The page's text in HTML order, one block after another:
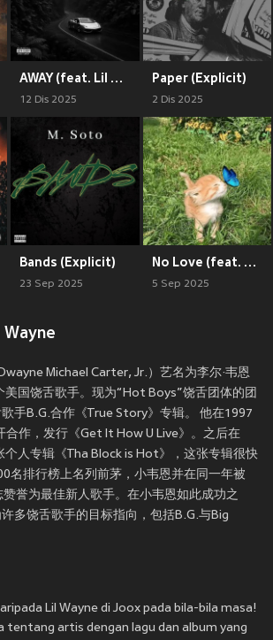
AWAY (feat. Lil Wayne & Juicy J) (Explicit)
12 Dis 2025
Paper (Explicit)
2 Dis 2025
Bands (Explicit)
23 Sep 2025
No Love (feat. Lil Wayne, Big Pun, The Game & Curren$y) (Explicit)
5 Sep 2025
Michael Carter, Jr.）艺名为李尔·韦恩
美国饶舌歌手。现为“Hot Boys”饶舌团体的团
手B.G.合作《True Story》专辑。 他在1997
合作，发行《Get It How U Live》。之后在
个人专辑《Tha Block is Hot》，这张专辑很快
名排行榜上名列前茅，小韦恩并在同一年被
赞誉为最佳新人歌手。在小韦恩如此成功之
多饶舌歌手的目标指向，包括B.G.与Big
Lil Wayne di Joox pada bila-bila masa!
tentang artis dengan lagu dan album yang